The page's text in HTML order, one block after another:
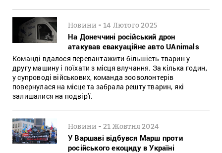
Новини -14 Лютого 2025
На Донеччині російський дрон
атакував евакуаційне авто UAnimals
Команді вдалося перевантажити більшість тварин у
другу машину і поїхати з місця влучання. За кілька годин,
у супроводі військових, команда зооволонтерів
повернулася на місце та забрала решту тварин, які
залишалися на подвір'ї.
Новини -21 Жовтня 2024
У Варшаві відбувся Марш проти
російського екоциду в Україні